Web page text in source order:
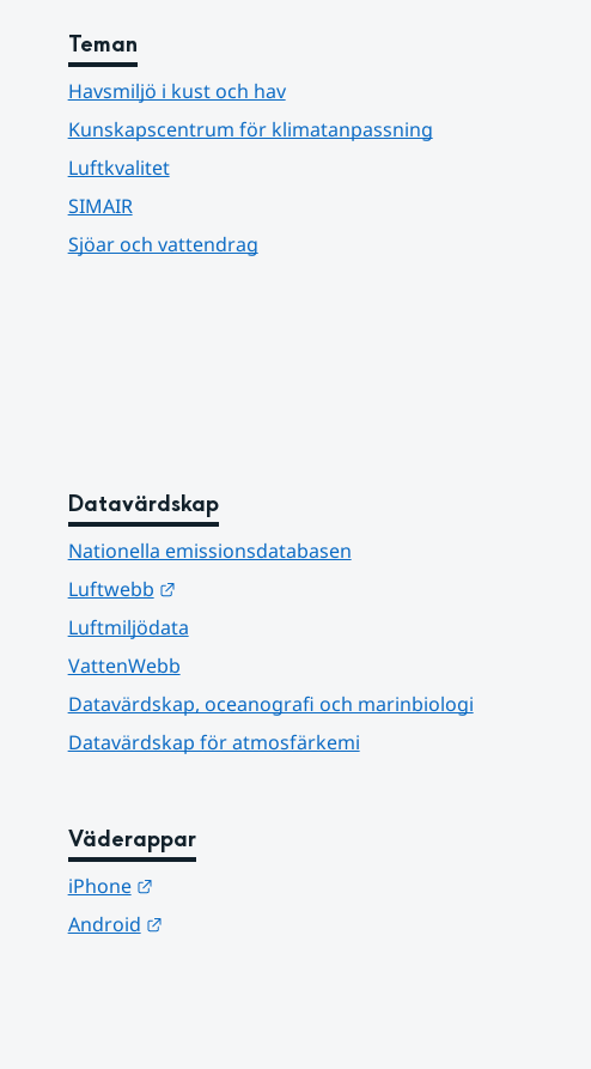
Teman
Havsmiljö i kust och hav
Kunskapscentrum för klimatanpassning
Luftkvalitet
SIMAIR
Sjöar och vattendrag
Datavärdskap
Nationella emissionsdatabasen
Luftwebb
Länk till annan webbplats.
Luftmiljödata
VattenWebb
Datavärdskap, oceanografi och marinbiologi
Datavärdskap för atmosfärkemi
Väderappar
iPhone
Länk till annan webbplats.
Android
Länk till annan webbplats.